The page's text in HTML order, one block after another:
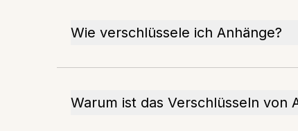
Wie verschlüssele ich Anhänge?
Warum ist das Verschlüsseln von